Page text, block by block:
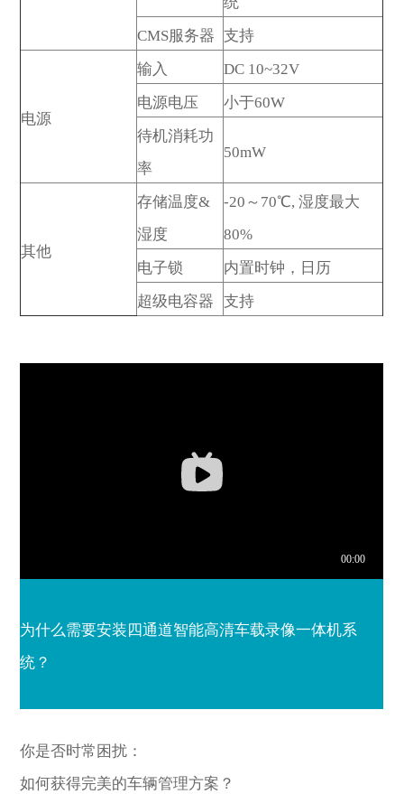
CMS服务器
支持
电源
输入
DC 10~32V
电源电压
小于60W
待机消耗功
率
50mW
其他
存储温度&
湿度
-20～70℃, 湿度最大
80%
电子锁
内置时钟，日历
超级电容器
支持
为什么需要安装四通道智能高清车载录像一体机系
统？
你是否时常困扰：
如何获得完美的车辆管理方案？